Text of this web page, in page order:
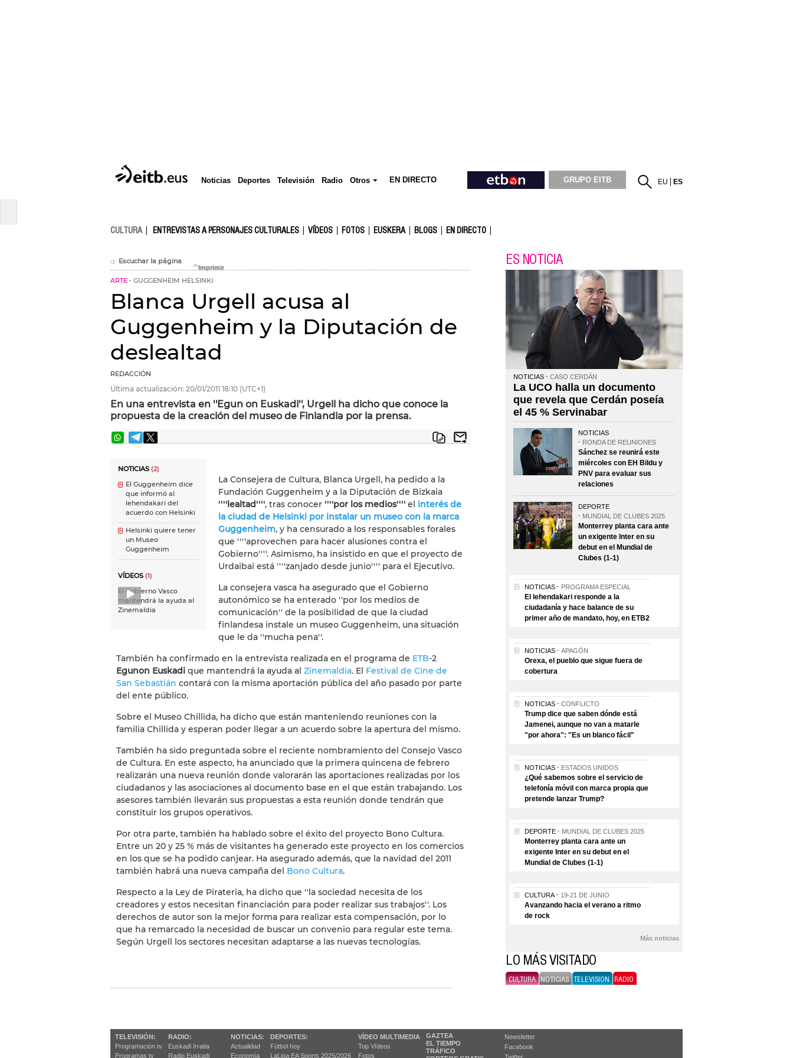
Noticias Deportes Televisión Radio Otros EN DIRECTO GRUPO EITB EU ES
CULTURA ENTREVISTAS A PERSONAJES CULTURALES VÍDEOS FOTOS EUSKERA BLOGS EN DIRECTO
Escuchar la página
ARTE GUGGENHEIM HELSINKI
Blanca Urgell acusa al
Guggenheim y la Diputación de
deslealtad
REDACCIÓN
Última actualización: 20/01/2011 18:10 (UTC+1)
En una entrevista en ''Egun on Euskadi'', Urgell ha dicho que conoce la
propuesta de la creación del museo de Finlandia por la prensa.
NOTICIAS (2)
El Guggenheim dice
que informó al
lehendakari del
acuerdo con Helsinki
Helsinki quiere tener
un Museo
Guggenheim
VÍDEOS (1)
El Gobierno Vasco
mantendrá la ayuda al
Zinemaldia
La Consejera de Cultura, Blanca Urgell, ha pedido a la
Fundación Guggenheim y a la Diputación de Bizkaia
''''lealtad'''', tras conocer ''''por los medios'''' el interés de
la ciudad de Helsinki por instalar un museo con la marca
Guggenheim, y ha censurado a los responsables forales
que ''''aprovechen para hacer alusiones contra el
Gobierno''''. Asimismo, ha insistido en que el proyecto de
Urdaibai está ''''zanjado desde junio'''' para el Ejecutivo.
La consejera vasca ha asegurado que el Gobierno
autonómico se ha enterado ''por los medios de
comunicación'' de la posibilidad de que la ciudad
finlandesa instale un museo Guggenheim, una situación
que le da ''mucha pena''.
También ha confirmado en la entrevista realizada en el programa de ETB-2
Egunon Euskadi que mantendrá la ayuda al Zinemaldia. El Festival de Cine de
San Sebastián contará con la misma aportación pública del año pasado por parte
del ente público.
Sobre el Museo Chillida, ha dicho que están manteniendo reuniones con la
familia Chillida y esperan poder llegar a un acuerdo sobre la apertura del mismo.
También ha sido preguntada sobre el reciente nombramiento del Consejo Vasco
de Cultura. En este aspecto, ha anunciado que la primera quincena de febrero
realizarán una nueva reunión donde valorarán las aportaciones realizadas por los
ciudadanos y las asociaciones al documento base en el que están trabajando. Los
asesores también llevarán sus propuestas a esta reunión donde tendrán que
constituir los grupos operativos.
Por otra parte, también ha hablado sobre el éxito del proyecto Bono Cultura.
Entre un 20 y 25 % más de visitantes ha generado este proyecto en los comercios
en los que se ha podido canjear. Ha asegurado además, que la navidad del 2011
también habrá una nueva campaña del Bono Cultura.
Respecto a la Ley de Pirateria, ha dicho que ''la sociedad necesita de los
creadores y estos necesitan financiación para poder realizar sus trabajos''. Los
derechos de autor son la mejor forma para realizar esta compensación, por lo
que ha remarcado la necesidad de buscar un convenio para regular este tema.
Según Urgell los sectores necesitan adaptarse a las nuevas tecnologías.
ES NOTICIA
NOTICIAS CASO CERDÁN
La UCO halla un documento
que revela que Cerdán poseía
el 45 % Servinabar
NOTICIAS
RONDA DE REUNIONES
Sánchez se reunirá este
miércoles con EH Bildu y
PNV para evaluar sus
relaciones
DEPORTE
MUNDIAL DE CLUBES 2025
Monterrey planta cara ante
un exigente Inter en su
debut en el Mundial de
Clubes (1-1)
NOTICIAS PROGRAMA ESPECIAL
El lehendakari responde a la
ciudadanía y hace balance de su
primer año de mandato, hoy, en ETB2
NOTICIAS APAGÓN
Orexa, el pueblo que sigue fuera de
cobertura
NOTICIAS CONFLICTO
Trump dice que saben dónde está
Jamenei, aunque no van a matarle
"por ahora": "Es un blanco fácil"
NOTICIAS ESTADOS UNIDOS
¿Qué sabemos sobre el servicio de
telefonía móvil con marca propia que
pretende lanzar Trump?
DEPORTE MUNDIAL DE CLUBES 2025
Monterrey planta cara ante un
exigente Inter en su debut en el
Mundial de Clubes (1-1)
CULTURA 19-21 DE JUNIO
Avanzando hacia el verano a ritmo
de rock
Más noticias
LO MÁS VISITADO
CULTURA NOTICIAS TELEVISION RADIO
TELEVISIÓN:
Programación tv
Programas tv
RADIO:
Euskadi Irratia
Radio Euskadi
NOTICIAS:
Actualidad
Economía
DEPORTES:
Fútbol hoy
LaLiga EA Sports 2025/2026
VÍDEO MULTIMEDIA
Top Vídeos
Fotos
GAZTEA
EL TIEMPO
TRÁFICO
Newsletter
Facebook